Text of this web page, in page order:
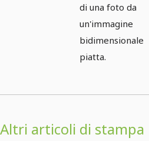
di una foto da
un'immagine
bidimensionale
piatta.
Altri articoli di stampa